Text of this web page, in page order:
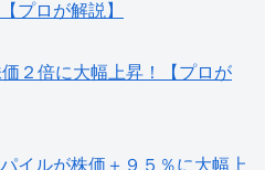
プロが解説】
２倍に大幅上昇！【プロが
イルが株価＋９５％に大幅上